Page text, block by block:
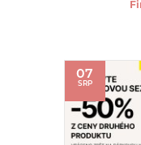
07
SRP